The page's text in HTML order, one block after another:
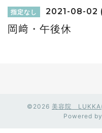
指定なし 2021-08-02
岡﨑・午後休
©2026 美容院 LUKKA(
Powered by